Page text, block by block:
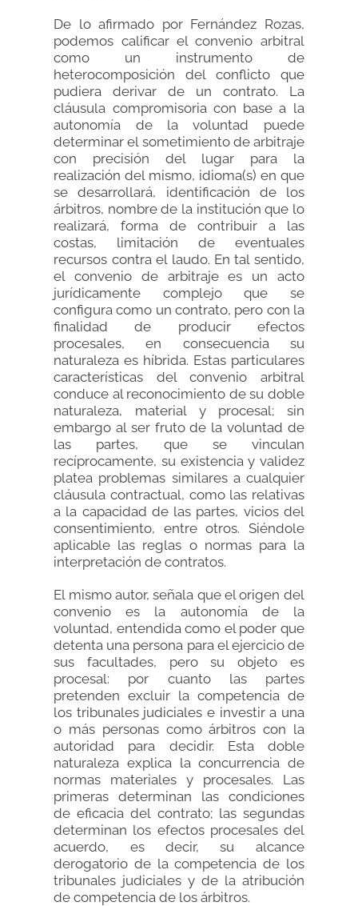
De lo afirmado por Fernández Rozas,
podemos calificar el convenio arbitral
como un instrumento de
heterocomposición del conflicto que
pudiera derivar de un contrato. La
cláusula compromisoria con base a la
autonomía de la voluntad puede
determinar el sometimiento de arbitraje
con precisión del lugar para la
realización del mismo, idioma(s) en que
se desarrollará, identificación de los
árbitros, nombre de la institución que lo
realizará, forma de contribuir a las
costas, limitación de eventuales
recursos contra el laudo. En tal sentido,
el convenio de arbitraje es un acto
jurídicamente complejo que se
configura como un contrato, pero con la
finalidad de producir efectos
procesales, en consecuencia su
naturaleza es híbrida. Estas particulares
características del convenio arbitral
conduce al reconocimiento de su doble
naturaleza, material y procesal; sin
embargo al ser fruto de la voluntad de
las partes, que se vinculan
recíprocamente, su existencia y validez
platea problemas similares a cualquier
cláusula contractual, como las relativas
a la capacidad de las partes, vicios del
consentimiento, entre otros. Siéndole
aplicable las reglas o normas para la
interpretación de contratos.
El mismo autor, señala que el origen del
convenio es la autonomía de la
voluntad, entendida como el poder que
detenta una persona para el ejercicio de
sus facultades, pero su objeto es
procesal: por cuanto las partes
pretenden excluir la competencia de
los tribunales judiciales e investir a una
o más personas como árbitros con la
autoridad para decidir. Esta doble
naturaleza explica la concurrencia de
normas materiales y procesales. Las
primeras determinan las condiciones
de eficacia del contrato; las segundas
determinan los efectos procesales del
acuerdo, es decir, su alcance
derogatorio de la competencia de los
tribunales judiciales y de la atribución
de competencia de los árbitros.